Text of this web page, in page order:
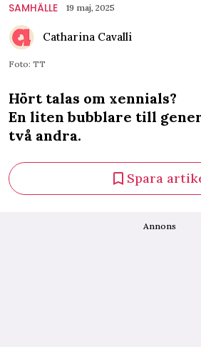
SAMHÄLLE 19 maj, 2025
Catharina Cavalli
Foto: TT
Hört talas om xennials?
En liten bubblare till
två andra.
Spara
Annons